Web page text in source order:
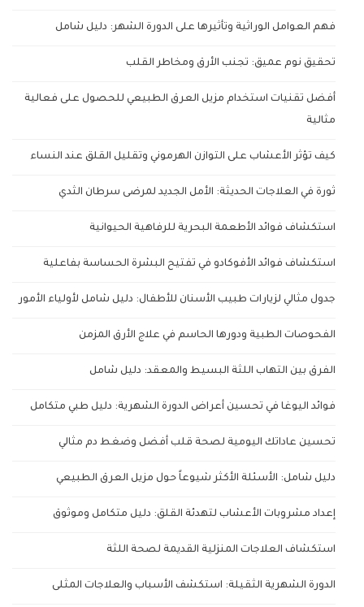
فهم العوامل الوراثية وتأثيرها على الدورة الشهر: دليل شامل
تحقيق نوم عميق: تجنب الأرق ومخاطر القلب
أفضل تقنيات استخدام مزيل العرق الطبيعي للحصول على فعالية
مثالية
كيف تؤثر الأعشاب على التوازن الهرموني وتقليل القلق عند النساء
ثورة في العلاجات الحديثة: الأمل الجديد لمرضى سرطان الثدي
استكشاف فوائد الأطعمة البحرية للرفاهية الحيوانية
استكشاف فوائد الأفوكادو في تفتيح البشرة الحساسة بفاعلية
جدول مثالي لزيارات طبيب الأسنان للأطفال: دليل شامل لأولياء الأمور
الفحوصات الطبية ودورها الحاسم في علاج الأرق المزمن
الفرق بين التهاب اللثة البسيط والمعقد: دليل شامل
فوائد اليوغا في تحسين أعراض الدورة الشهرية: دليل طبي متكامل
تحسين عاداتك اليومية لصحة قلب أفضل وضغط دم مثالي
دليل شامل: الأسئلة الأكثر شيوعاً حول مزيل العرق الطبيعي
إعداد مشروبات الأعشاب لتهدئة القلق: دليل متكامل وموثوق
استكشاف العلاجات المنزلية القديمة لصحة اللثة
الدورة الشهرية الثقيلة: استكشف الأسباب والعلاجات المثلى